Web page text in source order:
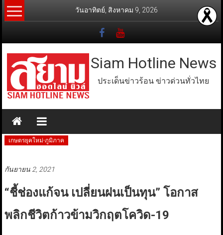
Skip
to
วันอาทิตย์, สิงหาคม 9, 2026
Siam Hotline News
ประเด็นข่าวร้อน ข่าวด่วนทั่วไทย
เกษตรยุคใหม่-ภูมิภาค
กันยายน 2, 2021
“ชี้ช่องแก้จน เปลี่ยนฝนเป็นทุน” โอกาส
พลิกชีวิตก้าวข้ามวิกฤตโควิด-19